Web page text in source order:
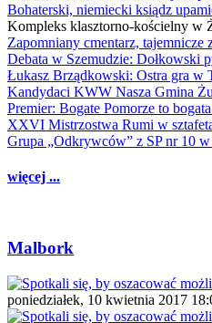
Bohaterski, niemiecki ksiądz
Kompleks klasztorno-kościelny w
Zapomniany cmentarz, tajemnicze
Debata w Szemudzie: Dołkowski
Łukasz Brządkowski: Ostra gra w
Kandydaci KWW Nasza Gmina
Premier: Bogate Pomorze to
XXVI Mistrzostwa Rumi w
Grupa „Odkrywców” z SP nr 10
więcej ...
Malbork
poniedziałek, 10 kwietnia 2017